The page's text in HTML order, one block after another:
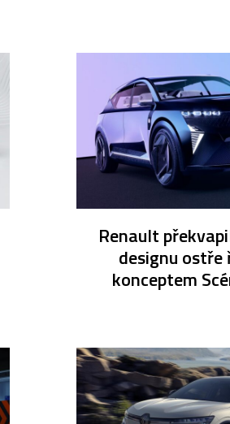
Renault
designu ostře
konceptem